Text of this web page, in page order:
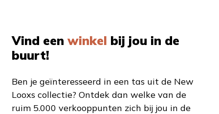
Vind een winkel bij jou in de
buurt!
Ben je geïnteresseerd in een tas uit de New
Looxs collectie? Ontdek dan welke van de
ruim 5.000 verkooppunten zich bij jou in de